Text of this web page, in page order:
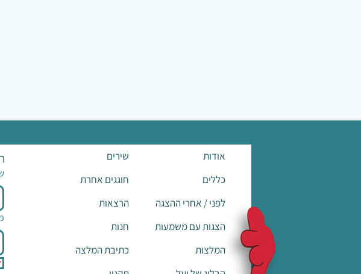
אודות
כללים
לפני / אחרי ההצגה
הצגות עם משמעות
המלצות
שירים
חוגגים אחרת
הרצאות
חנות
כתיבת המלצה